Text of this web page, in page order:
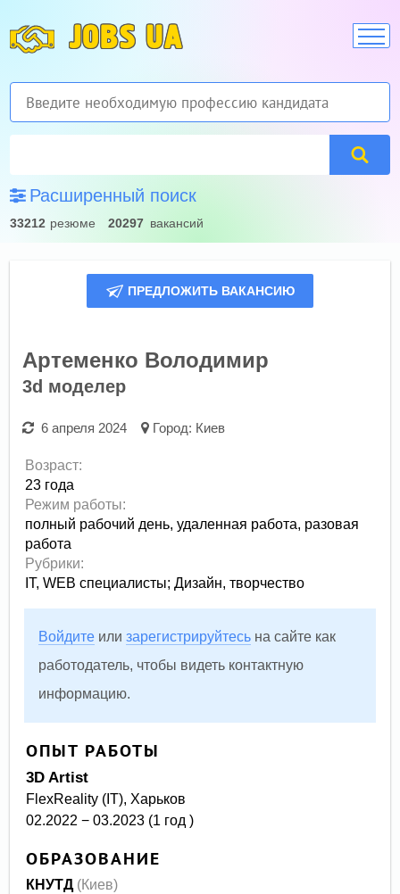
JOBS UA
Расширенный поиск
33212 резюме 20297 вакансий
ПРЕДЛОЖИТЬ ВАКАНСИЮ
Артеменко Володимир
3d моделер
6 апреля 2024 Город: Киев
Возраст:
23 года
Режим работы:
полный рабочий день, удаленная работа, разовая
работа
Рубрики:
IT, WEB специалисты; Дизайн, творчество
Войдите илизарегистрируйтесь на сайте как
работодатель, чтобы видеть контактную
информацию.
ОПЫТ РАБОТЫ
3D Artist
FlexReality (IT), Харьков
02.2022 − 03.2023 (1 год )
ОБРАЗОВАНИЕ
КНУТД(Киев)